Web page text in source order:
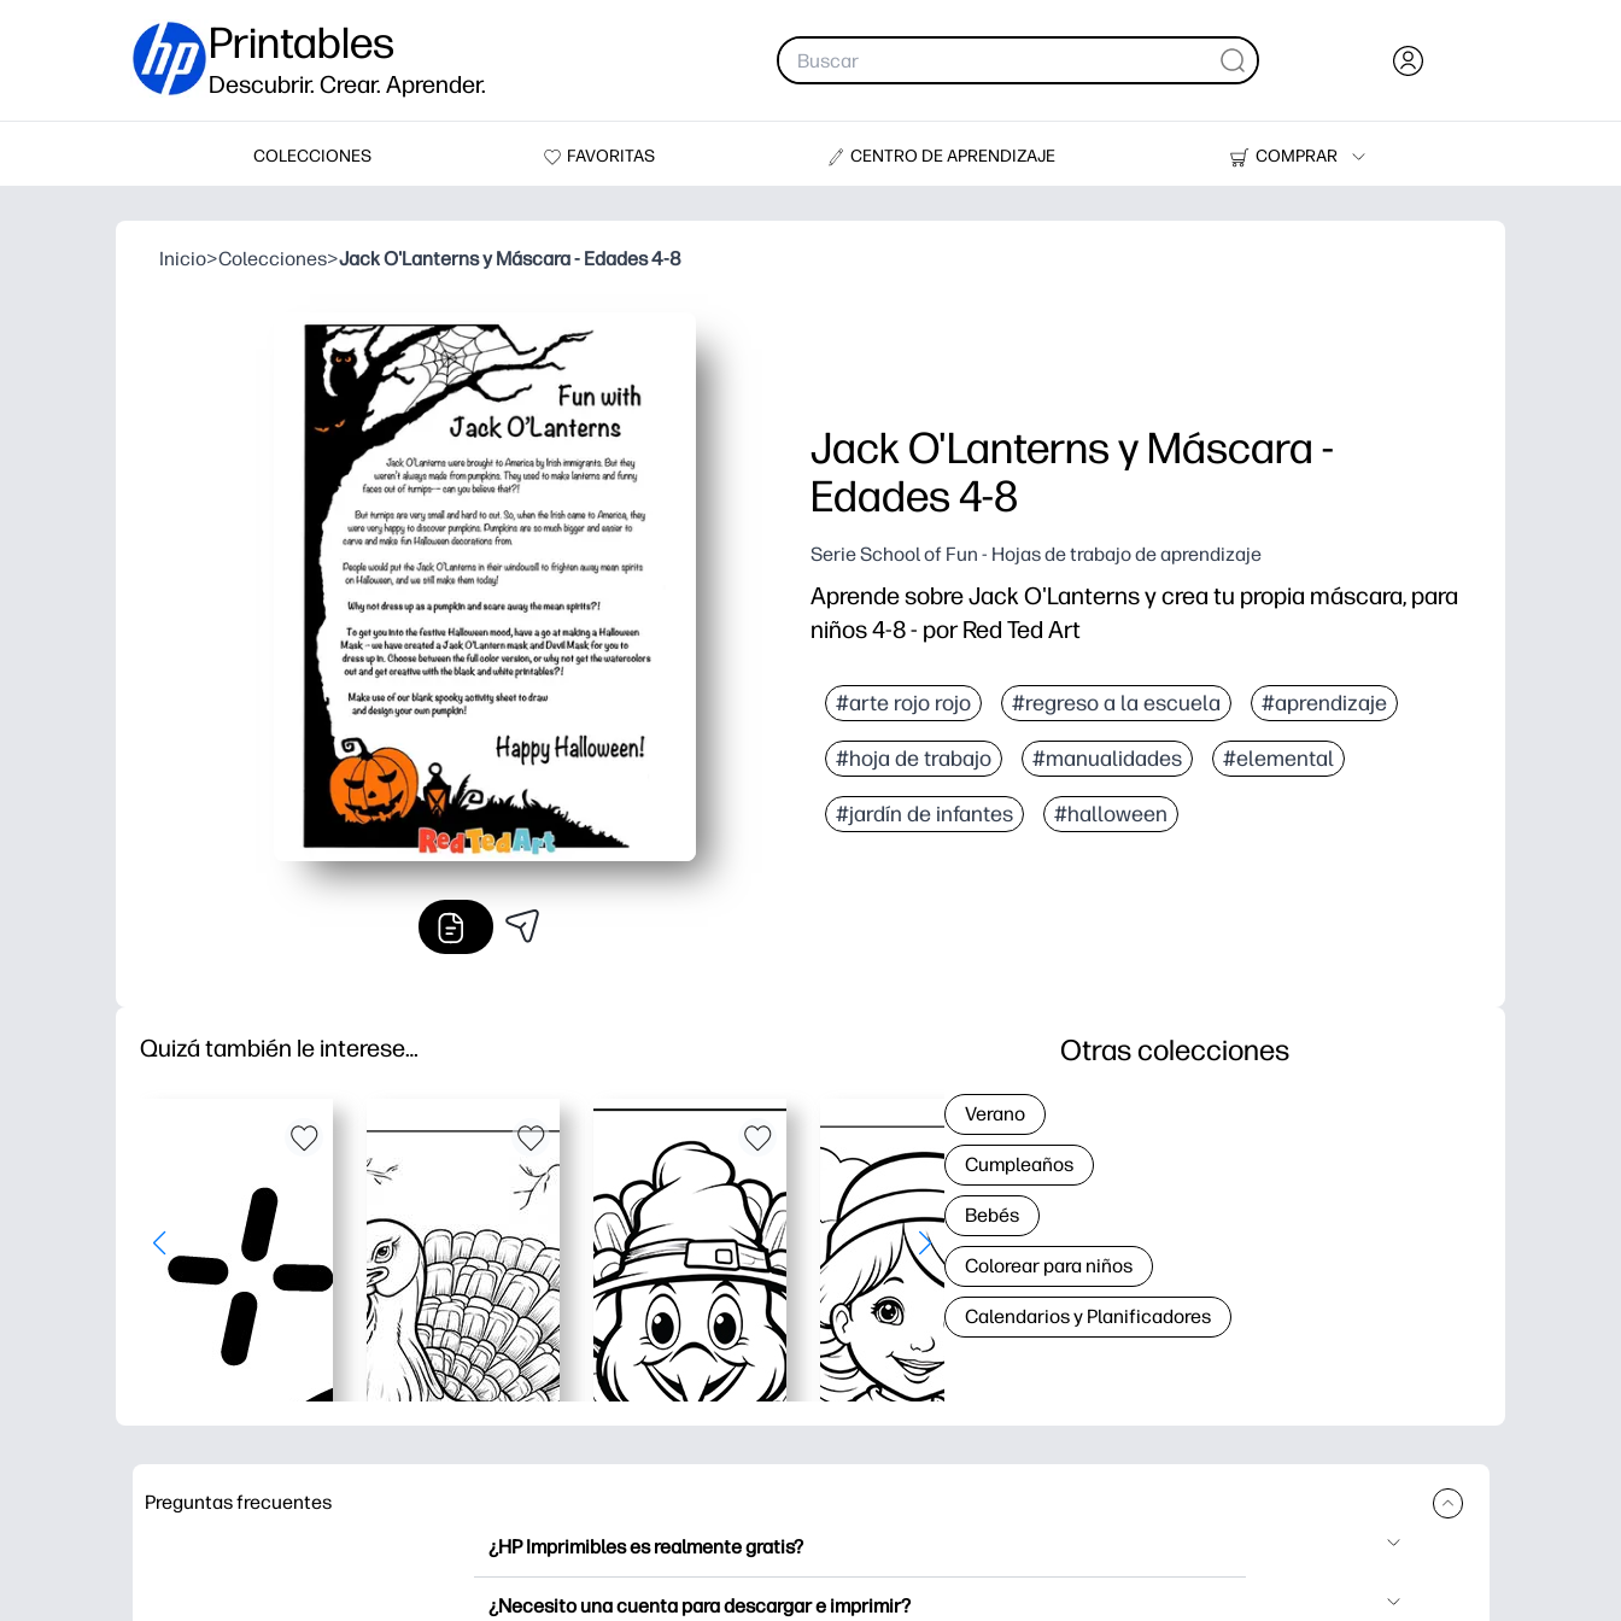
Printables
Descubrir. Crear. Aprender.
COLECCIONES FAVORITAS CENTRO DE APRENDIZAJE
COMPRAR
Impresoras
Inicio>Colecciones>Jack O'Lanterns y Máscara - Edades 4-8
Jack O'Lanterns y Máscara -
Edades 4-8
Serie School of Fun - Hojas de trabajo de aprendizaje
Aprende sobre Jack O'Lanterns y crea tu propia máscara, para
niños 4-8 - por Red Ted Art
#arte rojo rojo #regreso a la escuela #aprendizaje
#hoja de trabajo #manualidades #elemental
#jardín de infantes #halloween
Quizá también le interese… Otras colecciones
Verano
Cumpleaños
Bebés
Colorear para niños
Calendarios y Planificadores
Preguntas frecuentes
¿HP Imprimibles es realmente gratis?
¿Necesito una cuenta para descargar e imprimir?